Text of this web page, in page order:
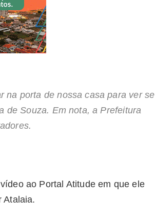
na porta de nossa casa para ver se
de Souza. Em nota, a Prefeitura
ao Portal Atitude em que ele
Atalaia.